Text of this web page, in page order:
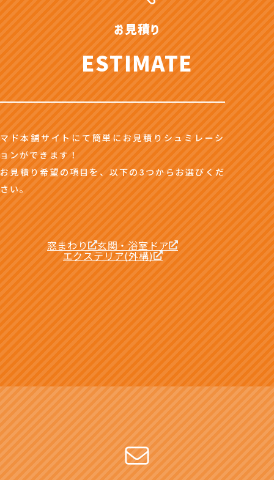
お見積り
ESTIMATE
マド本舗サイトにて簡単にお見積りシュミレーシ
ョンができます！
お見積り希望の項目を、以下の3つからお選びくだ
さい。
窓まわり 玄関・浴室ドア
エクステリア(外構)